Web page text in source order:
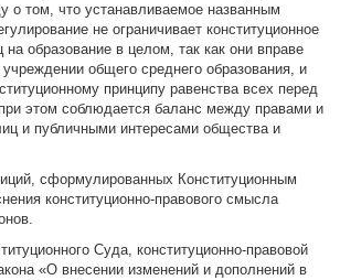
о том, что устанавливаемое названным
не ограничивает конституционное
на образование в целом, так как они вправе
общего среднего образования, и
принципу равенства всех перед
этом соблюдается баланс между правами и
и публичными интересами общества и
сформулированных Конституционным
конституционно-правового смысла
Суда, конституционно-правовой
«О внесении изменений и дополнений в